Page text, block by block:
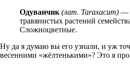
Одуванчик (лат. Taraxacum) —
травянистых растений
Сложноцветные.
Ну да я думаю вы его узнали, и уж
весенними «жёлтенькими»? Это я про